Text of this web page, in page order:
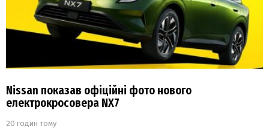
Nissan показав офіційні фото нового
електрокросовера NX7
20 годин тому